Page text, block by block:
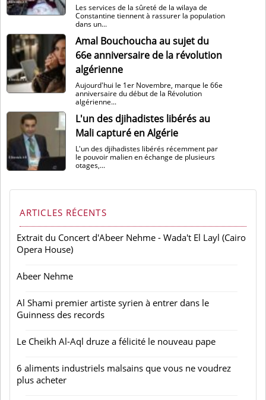
Les services de la sûreté de la wilaya de
Constantine tiennent à rassurer la population
dans un...
Amal Bouchoucha au sujet du
66e anniversaire de la révolution
algérienne
Aujourd'hui le 1er Novembre, marque le 66e
anniversaire du début de la Révolution
algérienne...
L'un des djihadistes libérés au
Mali capturé en Algérie
L'un des djihadistes libérés récemment par
le pouvoir malien en échange de plusieurs
otages,...
ARTICLES RÉCENTS
Extrait du Concert d'Abeer Nehme - Wada't El Layl (Cairo
Opera House)
Abeer Nehme
Al Shami premier artiste syrien à entrer dans le
Guinness des records
Le Cheikh Al-Aql druze a félicité le nouveau pape
6 aliments industriels malsains que vous ne voudrez
plus acheter